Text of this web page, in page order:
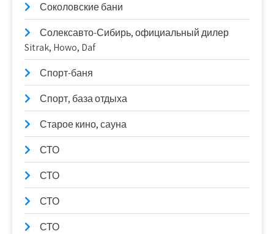
Соколовские бани
Солексавто-Сибирь, официальный дилер
Sitrak, Howo, Daf
Спорт-баня
Спорт, база отдыха
Старое кино, сауна
СТО
СТО
СТО
СТО